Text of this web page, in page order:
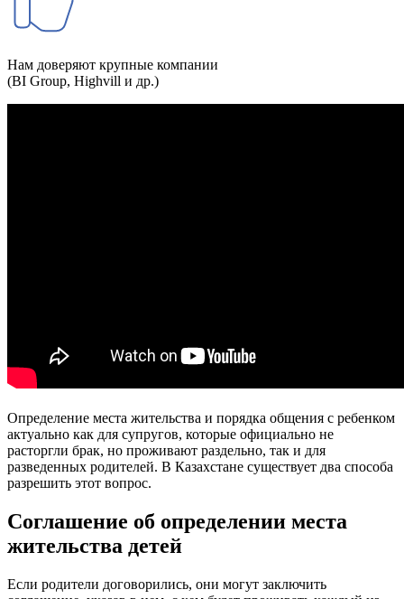
Нам доверяют крупные компании
(BI Group, Highvill и др.)
Определение места жительства и порядка общения с ребенком
актуально как для супругов, которые официально не
расторгли брак, но проживают раздельно, так и для
разведенных родителей. В Казахстане существует два способа
разрешить этот вопрос.
Соглашение об определении места
жительства детей
Если родители договорились, они могут заключить